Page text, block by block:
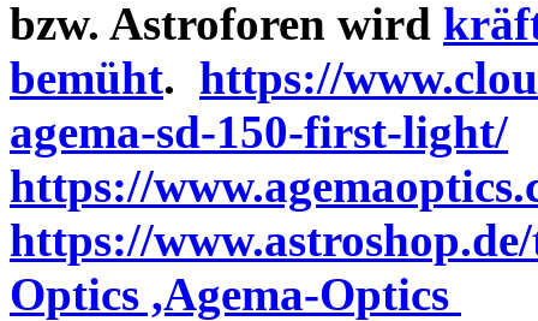
bzw. Astroforen wird
bemüht. https://
agema-sd-150-first-light/
https://
https://
Optics ,Agema-Optics